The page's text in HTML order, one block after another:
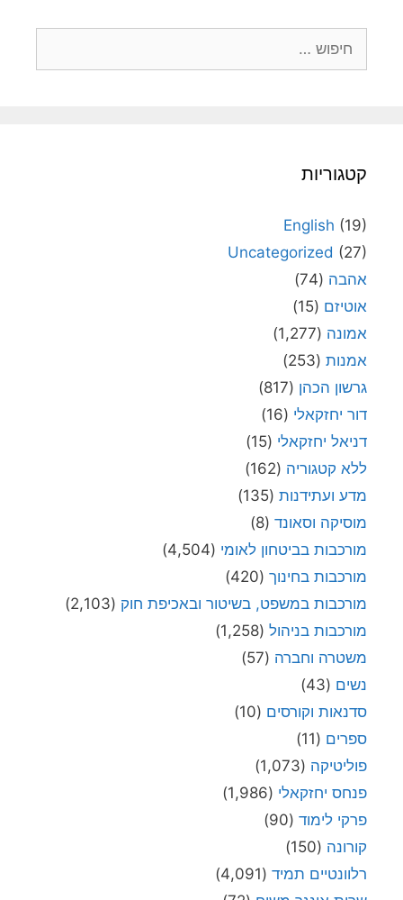
קטגוריות
English (19)
Uncategorized (27)
אהבה (74)
אוטיזם (15)
אמונה (1,277)
אמנות (253)
גרשון הכהן (817)
דור יחזקאלי (16)
דניאל יחזקאלי (15)
ללא קטגוריה (162)
מדע ועתידנות (135)
מוסיקה וסאונד (8)
מורכבות בביטחון לאומי (4,504)
מורכבות בחינוך (420)
מורכבות במשפט, בשיטור ובאכיפת חוק (2,103)
מורכבות בניהול (1,258)
משטרה וחברה (57)
נשים (43)
סדנאות וקורסים (10)
ספרים (11)
פוליטיקה (1,073)
פנחס יחזקאלי (1,986)
פרקי לימוד (90)
קורונה (150)
רלוונטיים תמיד (4,091)